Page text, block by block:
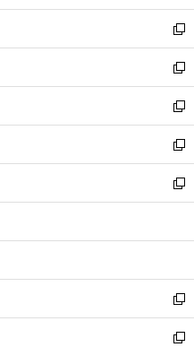
開
く
ウ
で
開
く
ン
ド
ウ
で
開
く
ウ
ィ
ン
ド
ウ
で
開
く
新
し
い
ウ
ィ
ン
ド
ウ
で
開
新
し
い
ウ
ィ
ン
ド
ウ
開
新
し
い
ウ
ィ
ン
ウ
開
く
新
し
い
ウ
ン
ウ
で
開
く
新
し
ウ
ン
ド
ウ
で
新
し
い
新